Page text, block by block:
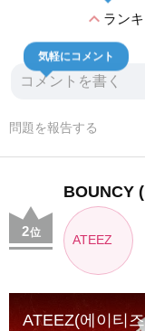
expand_lessラン
気軽にコメント
問題を報告する
BOUNCY
ATEEZ
2位
ATEEZ(에이티